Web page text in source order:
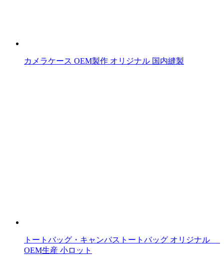
カメラケース OEM製作 オリジナル 国内縫製
トートバッグ・キャンバストートバッグ オリジナル
OEM生産 小ロット